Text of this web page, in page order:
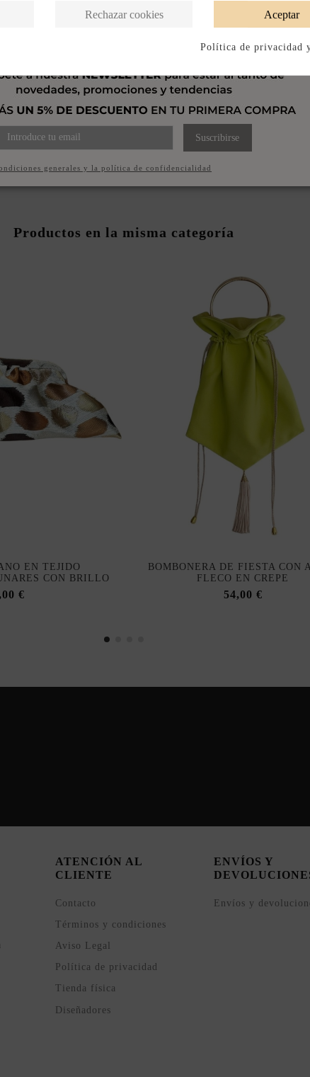
Productos en la misma categoría
EN TEJIDO
CON BRILLO
€
BOMBONERA DE FIESTA CON
FLECO EN CREPE
54,00 €
ATENCIÓN AL
CLIENTE
Contacto
Términos y condiciones
Aviso Legal
Política de privacidad
Tienda física
Diseñadores
ENVÍOS Y
Envíos y
Suscribirse
generales y la política de confidencialidad
Aceptar
Rechazar cookies
Política de privacidad